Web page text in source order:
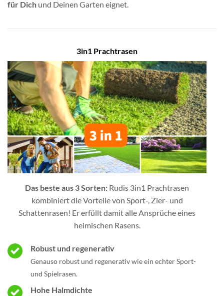
für Dich und Deinen Garten eignet.
3in1 Prachtrasen
Das beste aus 3 Sorten: Rudis 3in1 Prachtrasen
kombiniert die Vorteile von Sport-, Zier- und
Schattenrasen! Er erfüllt damit alle Ansprüche eines
heimischen Rasens.
Robust und regenerativ
Genauso robust und regenerativ wie ein echter Sport-
und Spielrasen.
Hohe Halmdichte